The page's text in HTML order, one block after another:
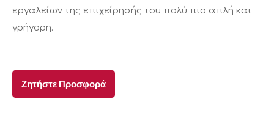
εργαλείων της επιχείρησής του πολύ πιο απλή και
γρήγορη.
Ζητήστε Προσφορά